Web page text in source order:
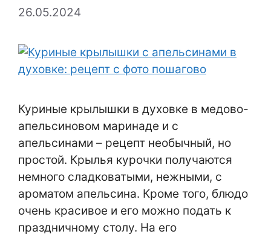
26.05.2024
Куриные крылышки в духовке в медово-
апельсиновом маринаде и с
апельсинами – рецепт необычный, но
простой. Крылья курочки получаются
немного сладковатыми, нежными, с
ароматом апельсина. Кроме того, блюдо
очень красивое и его можно подать к
праздничному столу. На его